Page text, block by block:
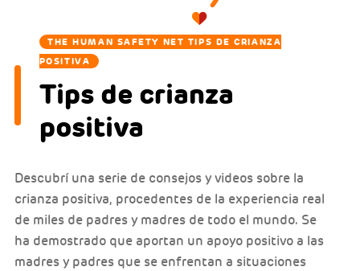
THE HUMAN SAFETY NET TIPS DE CRIANZA
POSITIVA
Tips de crianza
positiva
Descubrí una serie de consejos y videos sobre la
crianza positiva, procedentes de la experiencia real
de miles de padres y madres de todo el mundo. Se
ha demostrado que aportan un apoyo positivo a las
madres y padres que se enfrentan a situaciones